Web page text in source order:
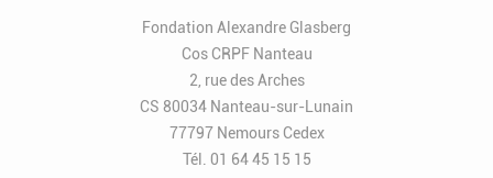
Fondation Alexandre Glasberg
Cos CRPF Nanteau
2, rue des Arches
CS 80034 Nanteau-sur-Lunain
77797 Nemours Cedex
Tél. 01 64 45 15 15